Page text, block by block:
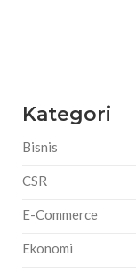
Kategori
Bisnis
CSR
E-Commerce
Ekonomi